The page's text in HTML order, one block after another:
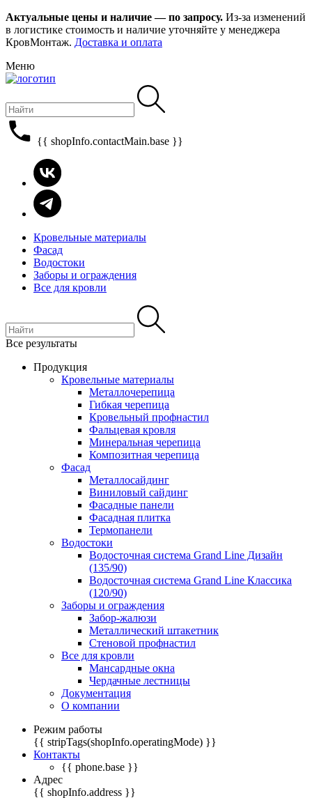
Актуальные цены и наличие — по запросу. Из-за изменений
в логистике стоимость и наличие уточняйте у менеджера
КровМонтаж. Доставка и оплата
Меню
{{ shopInfo.contactMain.base }}
Кровельные материалы
Фасад
Водостоки
Заборы и ограждения
Все для кровли
Все результаты
Продукция
Кровельные материалы
Металлочерепица
Гибкая черепица
Кровельный профнастил
Фальцевая кровля
Минеральная черепица
Композитная черепица
Фасад
Металлосайдинг
Виниловый сайдинг
Фасадные панели
Фасадная плитка
Термопанели
Водостоки
Водосточная система Grand Line Дизайн
(135/90)
Водосточная система Grand Line Классика
(120/90)
Заборы и ограждения
Забор-жалюзи
Металлический штакетник
Стеновой профнастил
Все для кровли
Мансардные окна
Чердачные лестницы
Документация
О компании
Режим работы
{{ stripTags(shopInfo.operatingMode) }}
Контакты
{{ phone.base }}
Адрес
{{ shopInfo.address }}